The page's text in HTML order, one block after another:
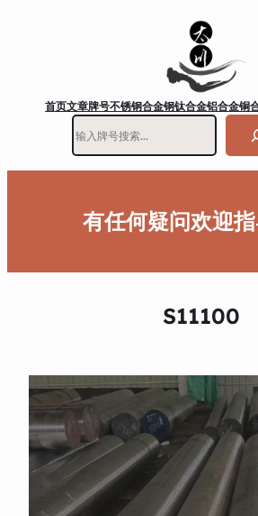
首页文章牌号不锈钢合金钢钛合金铝合金铜
有任何疑问欢迎
S11100